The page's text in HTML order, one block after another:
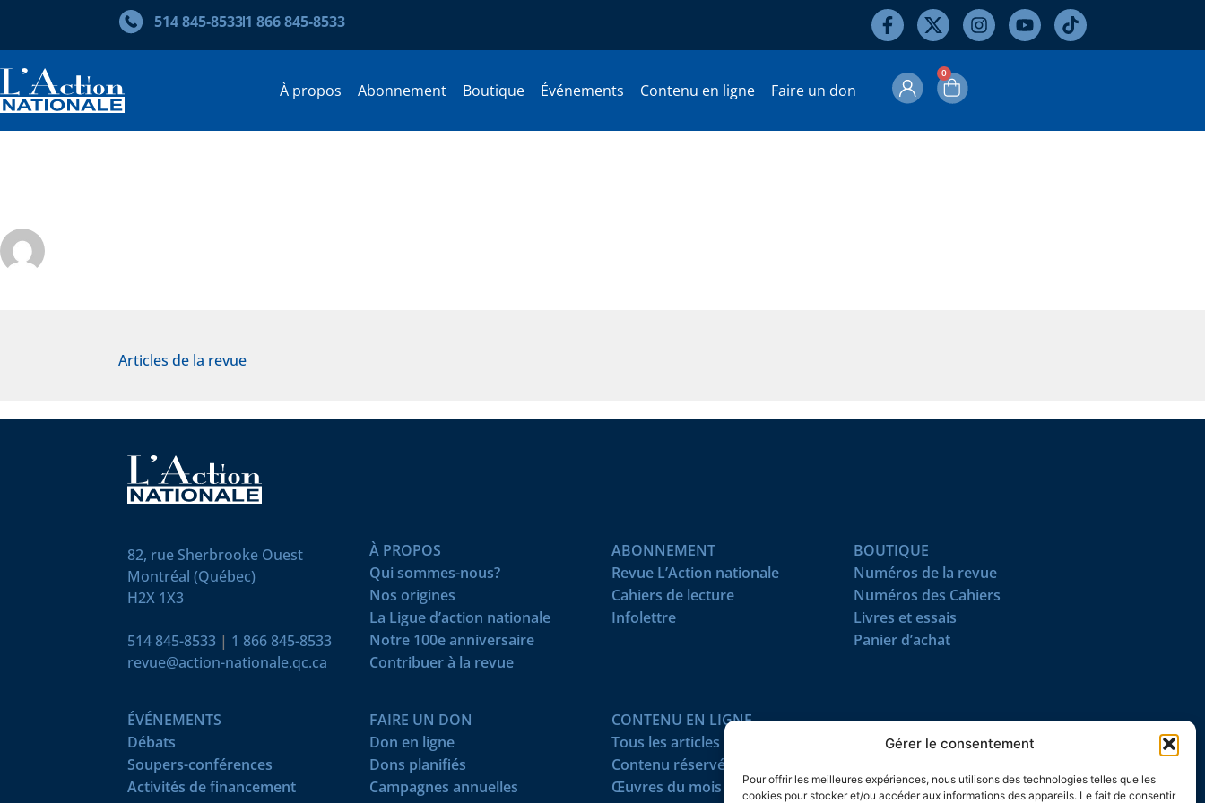
Gérer le consentement
Pour offrir les meilleures expériences, nous utilisons des technologies telles que les
cookies pour stocker et/ou accéder aux informations des appareils. Le fait de consentir
514 845‑85331 866 845‑8533
À propos Abonnement Boutique Événements Contenu en ligne Faire un don
0
Articles de la revue
82, rue Sherbrooke Ouest
Montréal (Québec)
H2X 1X3
514 845-8533 | 1 866 845-8533
revue@action-nationale.qc.ca
À PROPOS
Qui sommes-nous?
Nos origines
La Ligue d’action nationale
Notre 100e anniversaire
Contribuer à la revue
ABONNEMENT
Revue L’Action nationale
Cahiers de lecture
Infolettre
BOUTIQUE
Numéros de la revue
Numéros des Cahiers
Livres et essais
Panier d’achat
ÉVÉNEMENTS
Débats
Soupers-conférences
Activités de financement
FAIRE UN DON
Don en ligne
Dons planifiés
Campagnes annuelles
CONTENU EN LIGNE
Tous les articles
Contenu réservé
Œuvres du mois
SUIVEZ-NOUS